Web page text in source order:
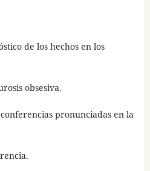
de los hechos en los
obsesiva.
pronunciadas en la